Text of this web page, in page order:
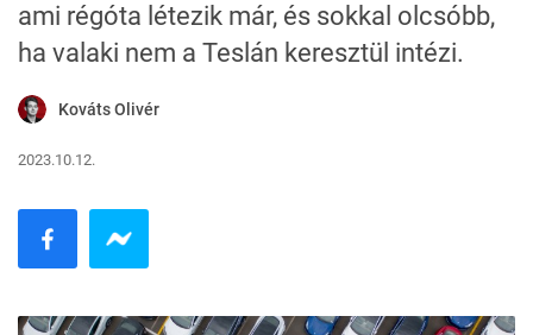
ami régóta létezik már, és sokkal olcsóbb,
ha valaki nem a Teslán keresztül intézi.
Kováts Olivér
2023.10.12.